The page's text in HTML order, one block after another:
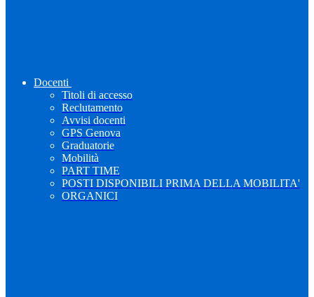
Docenti
Titoli di accesso
Reclutamento
Avvisi docenti
GPS Genova
Graduatorie
Mobilità
PART TIME
POSTI DISPONIBILI PRIMA DELLA MOBILITA'
ORGANICI